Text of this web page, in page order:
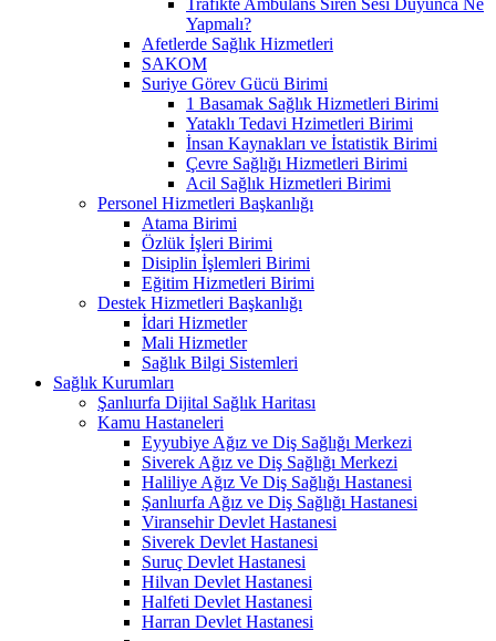
Yapmalı?
Afetlerde Sağlık Hizmetleri
SAKOM
Suriye Görev Gücü Birimi
1 Basamak Sağlık Hizmetleri Birimi
Yataklı Tedavi Hzimetleri Birimi
İnsan Kaynakları ve İstatistik Birimi
Çevre Sağlığı Hizmetleri Birimi
Acil Sağlık Hizmetleri Birimi
Personel Hizmetleri Başkanlığı
Atama Birimi
Özlük İşleri Birimi
Disiplin İşlemleri Birimi
Eğitim Hizmetleri Birimi
Destek Hizmetleri Başkanlığı
İdari Hizmetler
Mali Hizmetler
Sağlık Bilgi Sistemleri
Sağlık Kurumları
Şanlıurfa Dijital Sağlık Haritası
Kamu Hastaneleri
Eyyubiye Ağız ve Diş Sağlığı Merkezi
Siverek Ağız ve Diş Sağlığı Merkezi
Haliliye Ağız Ve Diş Sağlığı Hastanesi
Şanlıurfa Ağız ve Diş Sağlığı Hastanesi
Viransehir Devlet Hastanesi
Siverek Devlet Hastanesi
Suruç Devlet Hastanesi
Hilvan Devlet Hastanesi
Halfeti Devlet Hastanesi
Harran Devlet Hastanesi